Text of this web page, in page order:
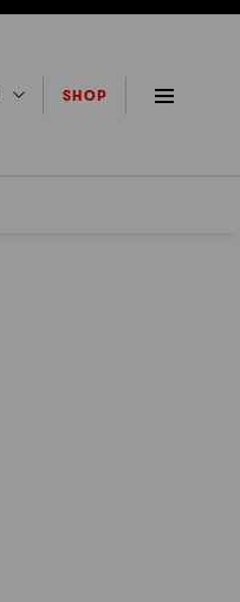
SHOP